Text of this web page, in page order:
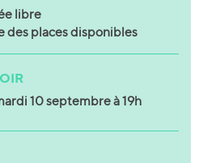
libre
des places disponibles
10 septembre à 19h